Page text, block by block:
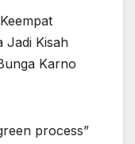
Jadi Kisah
Karno
process”